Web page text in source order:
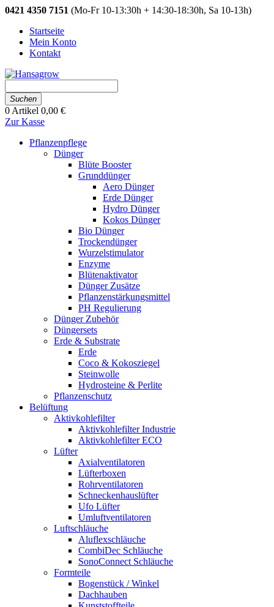
0421 4350 7151 (Mo-Fr 10-13:30h + 14:30-18:30h, Sa 10-13h)
Startseite
Mein Konto
Kontakt
Suchen
0 Artikel 0,00 €
Zur Kasse
Pflanzenpflege
Dünger
Blüte Booster
Grunddünger
Aero Dünger
Erde Dünger
Hydro Dünger
Kokos Dünger
Bio Dünger
Trockendünger
Wurzelstimulator
Enzyme
Blütenaktivator
Dünger Zusätze
Pflanzenstärkungsmittel
PH Regulierung
Dünger Zubehör
Düngersets
Erde & Substrate
Erde
Coco & Kokosziegel
Steinwolle
Hydrosteine & Perlite
Pflanzenschutz
Belüftung
Aktivkohlefilter
Aktivkohlefilter Industrie
Aktivkohlefilter ECO
Lüfter
Axialventilatoren
Lüfterboxen
Rohrventilatoren
Schneckenhauslüfter
Ufo Lüfter
Umluftventilatoren
Luftschläuche
Aluflexschläuche
CombiDec Schläuche
SonoConnect Schläuche
Formteile
Bogenstück / Winkel
Dachhauben